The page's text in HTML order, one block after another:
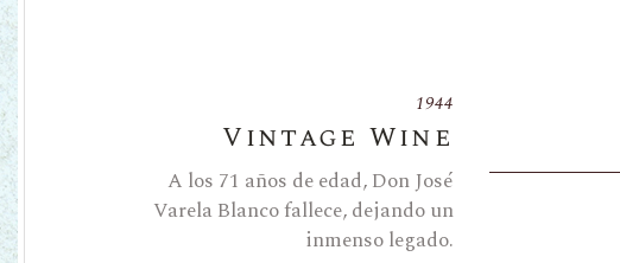
1944
Vintage Wine
A los 71 años de edad, Don José
Varela Blanco fallece, dejando un
inmenso legado.